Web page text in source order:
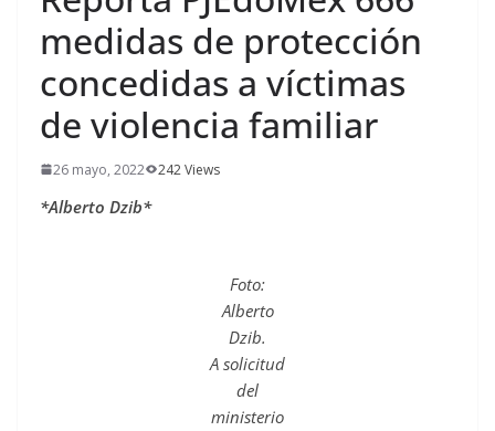
medidas de protección
concedidas a víctimas
de violencia familiar
26 mayo, 2022 242 Views
*Alberto Dzib*
Foto:
Alberto
Dzib.
A solicitud
del
ministerio